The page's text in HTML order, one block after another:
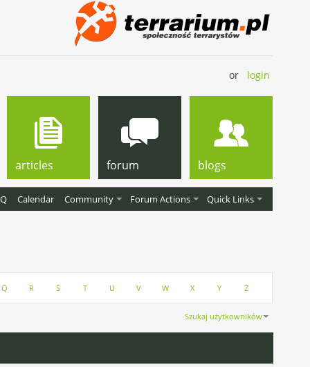
or login
articles forum
Calendar Community Forum Actions Quick Links
blogs
Q R S T U V W X Y Z
Szukaj użytkowników